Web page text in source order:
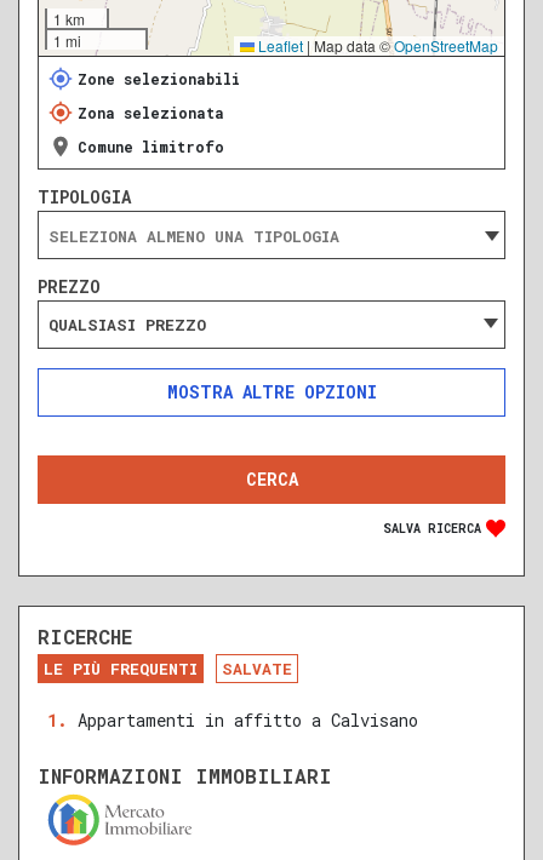
1 km
1 mi
Leaflet | Map data ©OpenStreetMap
Zone selezionabili
Zona selezionata
Comune limitrofo
TIPOLOGIA
PREZZO
QUALSIASI PREZZO
ALTRE OPZIONI
SOLO ANNUNCI IN ASTA
DA RISTRUTTURARE
NUOVA COSTRUZIONE
RECENTE
RISTRUTTURATO
SALVA RICERCA
RICERCHE
LE PIÙ FREQUENTI SALVATE
Appartamenti in affitto a Calvisano
INFORMAZIONI IMMOBILIARI